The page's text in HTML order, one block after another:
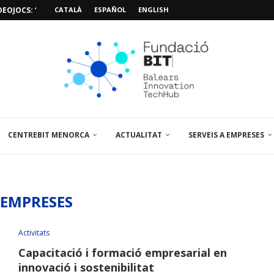
“MISSIÓ POSIDÒNIA PRO”
CATALÀ ESPAÑOL ENGLISH
CENTREBIT MENORCA ACTUALITAT SERVEIS A EMPRESES
EMPRESES
Activitats
Capacitació i formació empresarial en
innovació i sostenibilitat